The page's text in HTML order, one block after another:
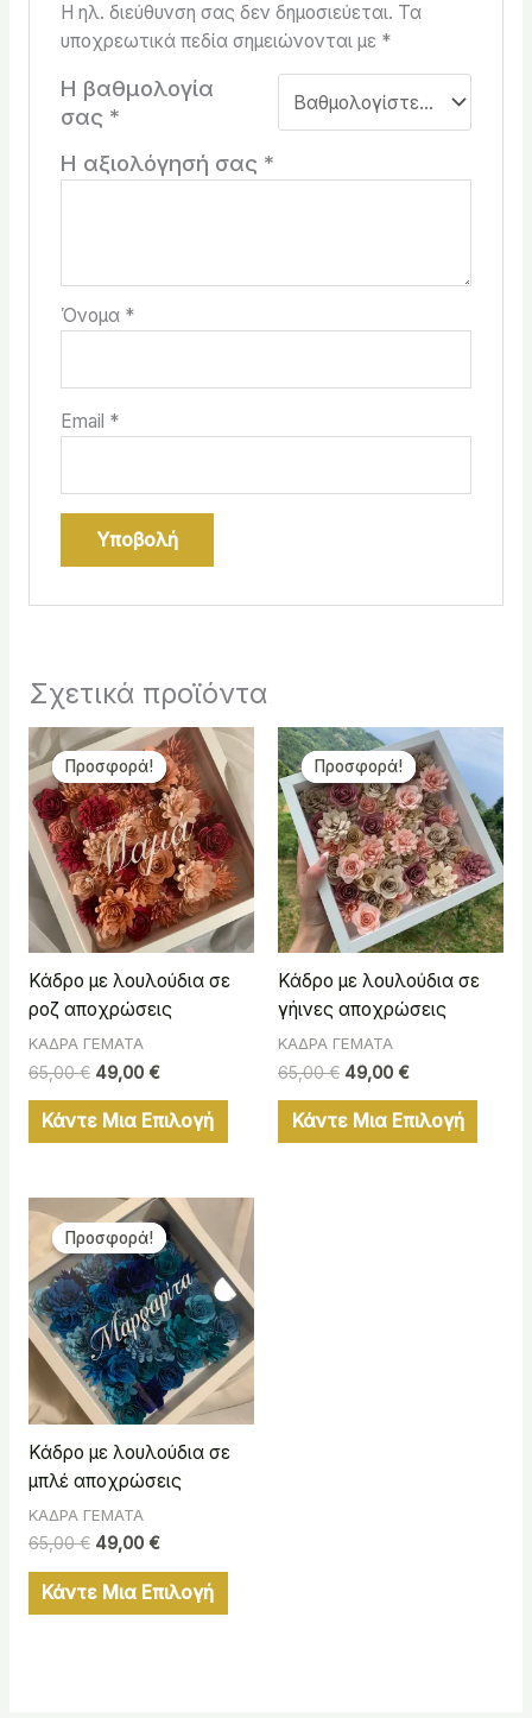
Η ηλ. διεύθυνση σας δεν δημοσιεύεται. Τα
υποχρεωτικά πεδία σημειώνονται με *
Η βαθμολογία
σας *
Η αξιολόγησή σας *
Όνομα *
Email *
Σχετικά προϊόντα
Προσφορά!
Προσφορά!
Κάδρο με λουλούδια σε
ροζ αποχρώσεις
ΚΑΔΡΑ ΓΕΜΑΤΑ
65,00€
Original
price
was:
65,00 €.
49,00 €
Η
τρέχουσα
τιμή
είναι:
49,00 €.
Κάντε Μια Επιλογή
Προσφορά!
Προσφορά!
Κάδρο με λουλούδια σε
γήινες αποχρώσεις
ΚΑΔΡΑ ΓΕΜΑΤΑ
65,00€
Original
price
was:
65,00 €.
49,00 €
Η
τρέχουσα
τιμή
είναι:
49,00 €.
Κάντε Μια Επιλογή
Προσφορά!
Προσφορά!
Κάδρο με λουλούδια σε
μπλέ αποχρώσεις
ΚΑΔΡΑ ΓΕΜΑΤΑ
65,00€
Original
price
was:
65,00 €.
49,00 €
Η
τρέχουσα
τιμή
είναι:
49,00 €.
Κάντε Μια Επιλογή